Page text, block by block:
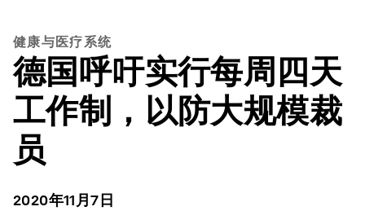
健康与医疗系统
德国呼吁实行每周四天
工作制，以防大规模裁
员
2020年11月7日